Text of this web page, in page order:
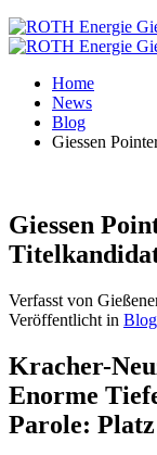
Home
News
Blog
Giessen
Giessen
Verfasst von
Veröffentlicht in Blog
Kracher-
Enorme
Parole: